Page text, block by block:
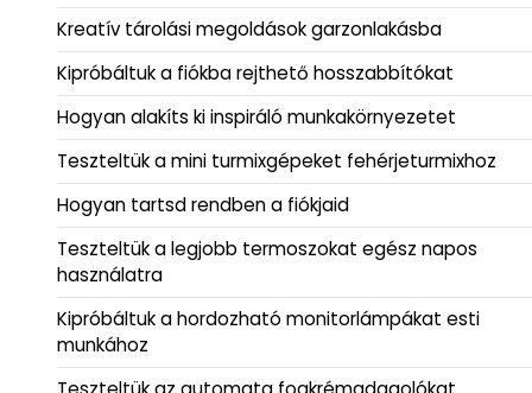
Kreatív tárolási megoldások garzonlakásba
Kipróbáltuk a fiókba rejthető hosszabbítókat
Hogyan alakíts ki inspiráló munkakörnyezetet
Teszteltük a mini turmixgépeket fehérjeturmixhoz
Hogyan tartsd rendben a fiókjaid
Teszteltük a legjobb termoszokat egész napos
használatra
Kipróbáltuk a hordozható monitorlámpákat esti
munkához